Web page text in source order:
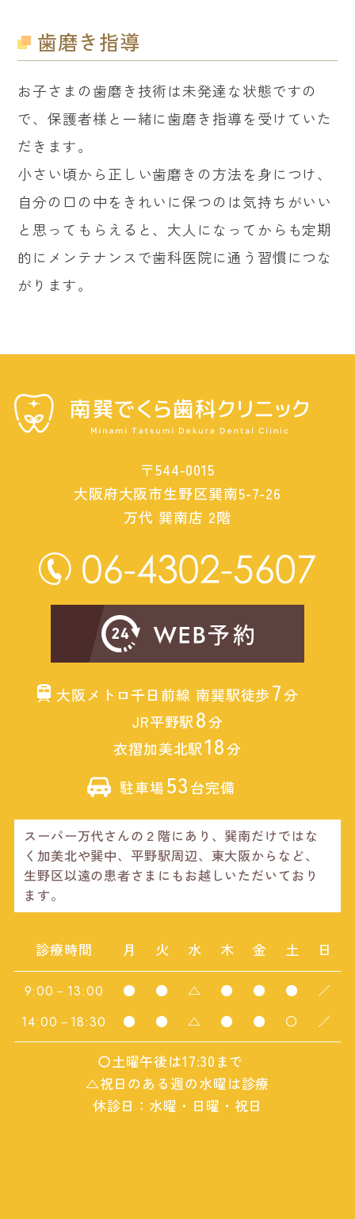
歯磨き指導
お子さまの歯磨き技術は未発達な状態ですの
で、保護者様と一緒に歯磨き指導を受けていた
だきます。
小さい頃から正しい歯磨きの方法を身につけ、
自分の口の中をきれいに保つのは気持ちがいい
と思ってもらえると、大人になってからも定期
的にメンテナンスで歯科医院に通う習慣につな
がります。
〒544-0015
大阪府大阪市生野区巽南5-7-26
万代 巽南店 2階
大阪メトロ千日前線 南巽駅徒歩7分
JR平野駅8分
衣摺加美北駅18分
駐車場53台完備
スーパー万代さんの２階にあり、巽南だけではな
く加美北や巽中、平野駅周辺、東大阪からなど、
生野区以遠の患者さまにもお越しいただいており
ます。
診療時間 月 火 水 木 金 土 日
9:00－13:00 ● ● △ ● ● ● ／
14:00－18:30 ● ● △ ● ● 〇 ／
〇土曜午後は17:30まで
△祝日のある週の水曜は診療
休診日：水曜・日曜・祝日